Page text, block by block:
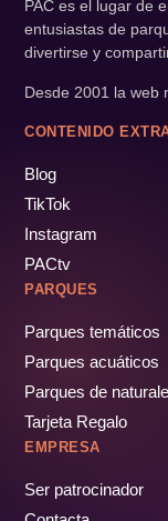
PAC es el lugar de
entusiastas de
divertirse y
Desde 2001 la web
CONTENIDO
Blog
TikTok
Instagram
PACtv
PARQUES
Parques temáticos
Parques acuáticos
Parques de
Tarjeta Regalo
EMPRESA
Ser patrocinador